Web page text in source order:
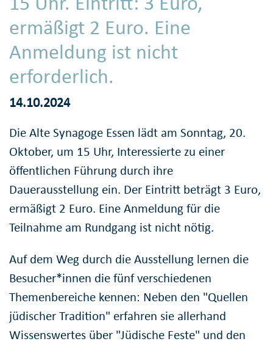
ermäßigt 2 Euro. Eine
Anmeldung ist nicht
erforderlich.
14.10.2024
Die Alte Synagoge Essen lädt am Sonntag, 20.
Oktober, um 15 Uhr, Interessierte zu einer
öffentlichen Führung durch ihre
Dauerausstellung ein. Der Eintritt beträgt 3 Euro,
ermäßigt 2 Euro. Eine Anmeldung für die
Teilnahme am Rundgang ist nicht nötig.
Auf dem Weg durch die Ausstellung lernen die
Besucher*innen die fünf verschiedenen
Themenbereiche kennen: Neben den "Quellen
jüdischer Tradition" erfahren sie allerhand
Wissenswertes über "Jüdische Feste" und den